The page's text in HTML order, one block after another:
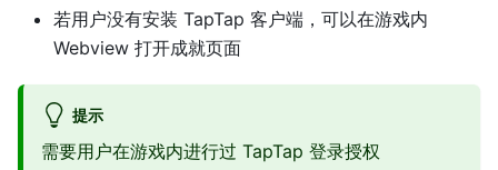
若用户没有安装 TapTap 客户端，可以在游戏内
Webview 打开成就页面
提示
需要用户在游戏内进行过 TapTap 登录授权